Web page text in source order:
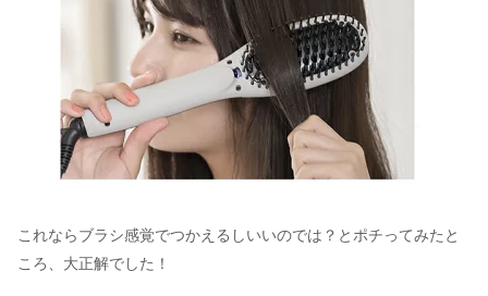
これならブラシ感覚でつかえるしいいのでは？とポチってみたと
ころ、大正解でした！